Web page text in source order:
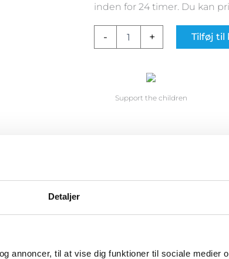
Detaljer
annoncer, til at vise dig funktioner til sociale medier
inden for 24 timer. Du kan
- + Tilføj til
Support the children
leve et aktivt liv ligesom andre børn. Men